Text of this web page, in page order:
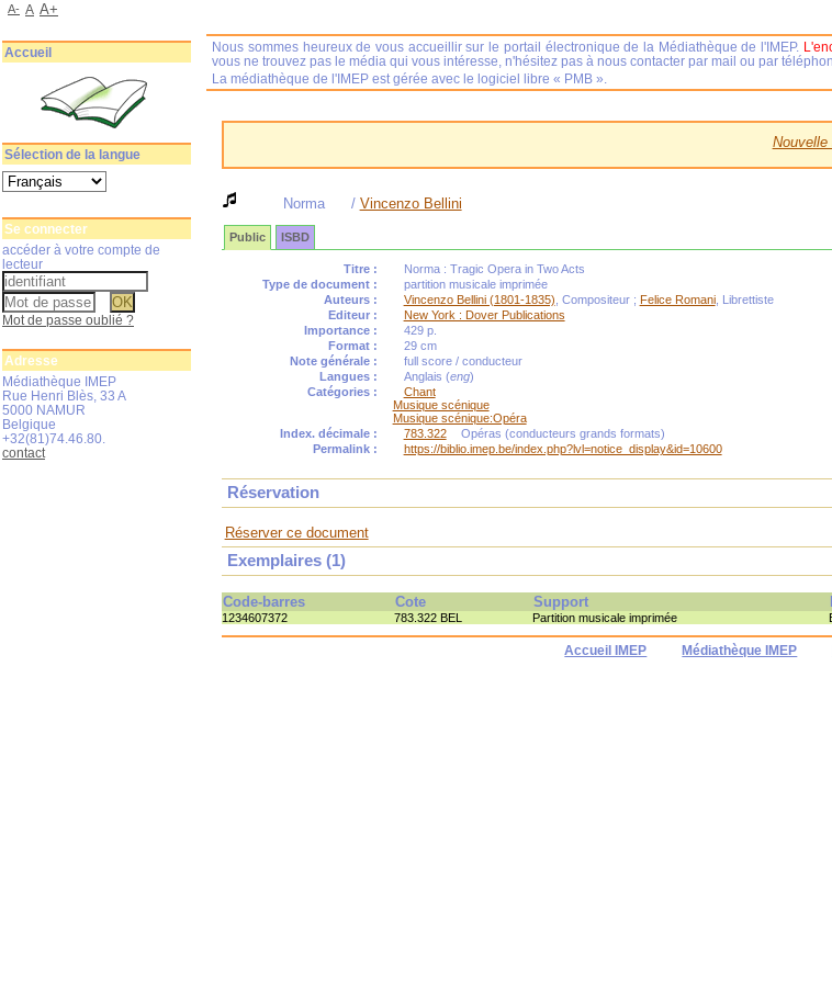
Nouvelle
Norma / Vincenzo Bellini
Public ISBD
Titre :
Norma : Tragic Opera in Two Acts
Type de document :
partition musicale imprimée
Auteurs :
Vincenzo Bellini (1801-1835) , Compositeur ; Felice Romani, Librettiste
Editeur :
New York : Dover Publications
Importance :
429 p.
Format :
29 cm
Note générale :
full score / conducteur
Langues :
Anglais (eng)
Catégories :
Chant
Musique scénique
Musique scénique:Opéra
Index. décimale :
783.322
Opéras (conducteurs grands formats)
Permalink :
https://biblio.imep.be/index.php?lvl=notice_display&id=10600
Réservation
Réserver ce document
Exemplaires (1)
Code-barres Cote Support
1234607372 783.322 BEL Partition musicale imprimée
Accueil IMEP Médiathèque IMEP
Nous sommes heureux de vous accueillir sur le portail électronique de la Médiathèque de l'IMEP.
vous ne trouvez pas le média qui vous intéresse, n'hésitez pas à nous contacter par mail ou par
La médiathèque de l'IMEP est gérée avec le logiciel libre « PMB ».
A- A A+
Accueil
Sélection de la langue
Se connecter
accéder à votre compte de
lecteur
Mot de passe oublié ?
Adresse
Médiathèque IMEP
Rue Henri Blès, 33 A
5000 NAMUR
Belgique
+32(81)74.46.80.
contact